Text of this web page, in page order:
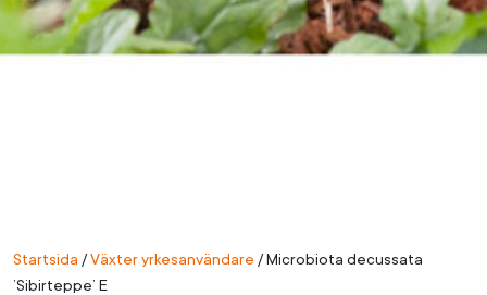
Startsida /Växter yrkesanvändare /Microbiota decussata
’Sibirteppe’ E